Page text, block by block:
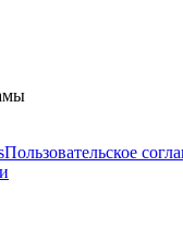
Пользовательское